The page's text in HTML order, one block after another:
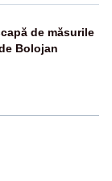
de măsurile
Bolojan